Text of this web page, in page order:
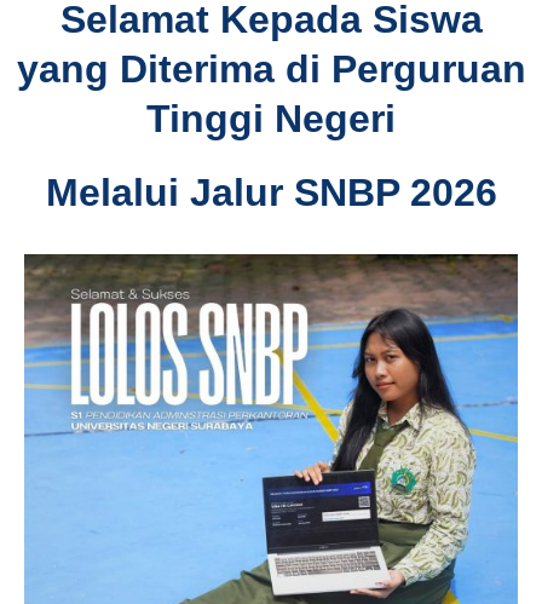
Selamat Kepada Siswa
yang Diterima di Perguruan
Tinggi Negeri
Melalui Jalur SNBP 2026